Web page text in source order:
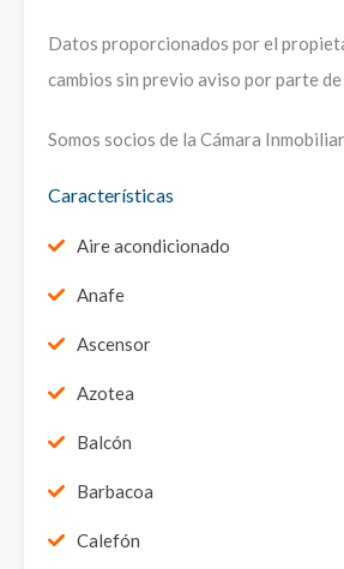
Datos proporcionados por el
cambios sin previo aviso por parte
Somos socios de la Cámara
Características
Aire acondicionado
Anafe
Ascensor
Azotea
Balcón
Barbacoa
Calefón